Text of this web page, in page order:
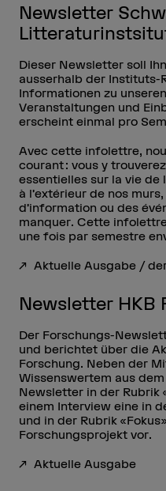
Newsletter
Dieser Newsletter soll
ausserhalb der Instituts-
Informationen zu
Veranstaltungen und
erscheint einmal pro
Avec cette infolettre,
courant : vous y
essentielles sur la vie de
à l’extérieur de nos
d’information ou des
manquer. Cette
une fois par semestre
Aktuelle Ausgabe /
Newsletter HKB
Der Forschungs-
und berichtet über die
Forschung. Neben der
Wissenswertem aus
Newsletter in der Rubrik
einem Interview eine in
und in der Rubrik
Forschungsprojekt vor.
Aktuelle Ausgabe